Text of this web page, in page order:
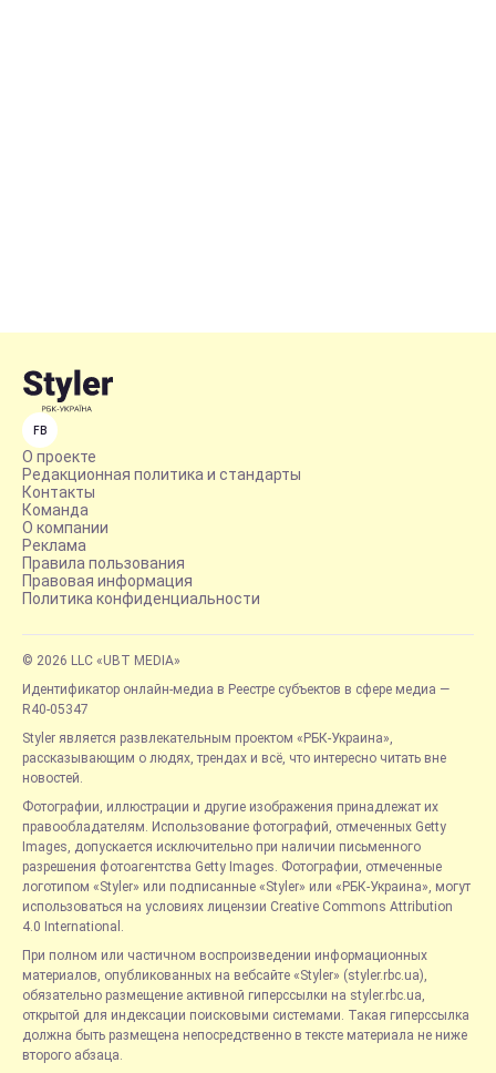
FB
О проекте
Редакционная политика и стандарты
Контакты
Команда
О компании
Реклама
Правила пользования
Правовая информация
Политика конфиденциальности
© 2026 LLC «UBT MEDIA»
Идентификатор онлайн-медиа в Реестре субъектов в сфере медиа —
R40-05347
Styler является развлекательным проектом «РБК-Украина»,
рассказывающим о людях, трендах и всё, что интересно читать вне
новостей.
Фотографии, иллюстрации и другие изображения принадлежат их
правообладателям. Использование фотографий, отмеченных Getty
Images, допускается исключительно при наличии письменного
разрешения фотоагентства Getty Images. Фотографии, отмеченные
логотипом «Styler» или подписанные «Styler» или «РБК-Украина», могут
использоваться на условиях лицензии Creative Commons Attribution
4.0 International.
При полном или частичном воспроизведении информационных
материалов, опубликованных на вебсайте «Styler» (styler.rbc.ua),
обязательно размещение активной гиперссылки на styler.rbc.ua,
открытой для индексации поисковыми системами. Такая гиперссылка
должна быть размещена непосредственно в тексте материала не ниже
второго абзаца.